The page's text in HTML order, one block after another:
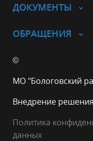
ДОКУМЕНТЫ
ОБРАЩЕНИЯ
©
МО "Бологовский
Внедрение решения
Политика
данных